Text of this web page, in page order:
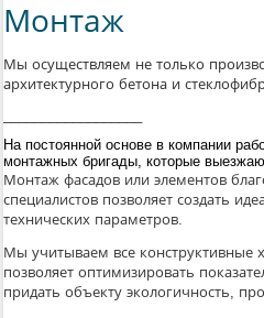
Монтаж
Мы осуществляем не только
архитектурного бетона и
На постоянной основе в компании
монтажных бригады, которые
Монтаж фасадов или элементов
специалистов позволяет создать
технических параметров.
Мы учитываем все конструктивные
позволяет оптимизировать
придать объекту экологичность,